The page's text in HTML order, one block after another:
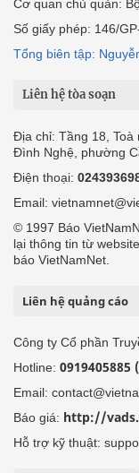
Cơ quan chủ quản:
Số giấy phép: 146/
Tổng biên tập:
Liên hệ tòa soạn
Địa chỉ: Tầng 18, Toà
Đình Nghệ, phường
Điện thoại:
Email:
© 1997 Báo
lại thông tin từ
báo VietNamNet.
Liên hệ quảng cáo
Công ty Cổ phần
Hotline: 0919405885
Email:
Báo giá: http://
Hỗ trợ kỹ thuật: